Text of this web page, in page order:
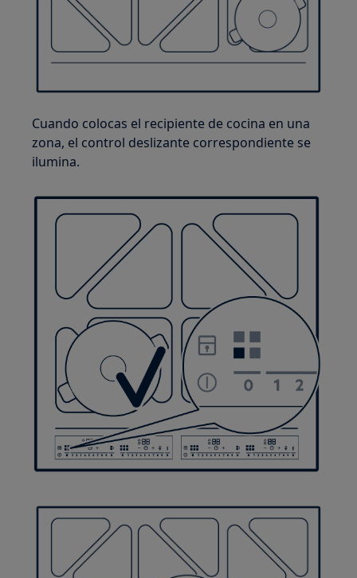
Cuando colocas el recipiente de cocina en una
zona, el control deslizante correspondiente se
ilumina.